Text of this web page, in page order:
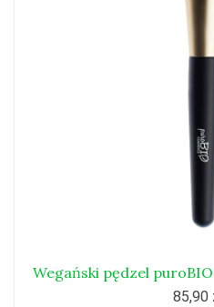
Wegański pędzel
85,90